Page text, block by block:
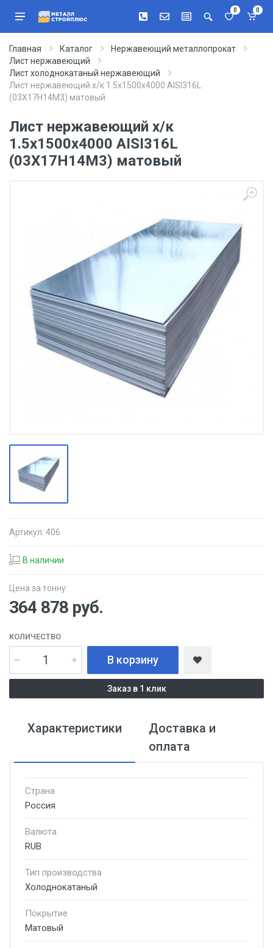
0 0
Главная Каталог
Нержавеющий металлопрокат
Лист нержавеющий
Лист холоднокатаный нержавеющий
Лист нержавеющий х/к 1.5х1500х4000 AISI316L
(03Х17Н14М3) матовый
Лист нержавеющий х/к
1.5х1500х4000 AISI316L
(03Х17Н14М3) матовый
Артикул: 406
В наличии
Цена за тонну:
364 878 руб.
КОЛИЧЕСТВО
В корзину
Заказ в 1 клик
Характеристики
Доставка и
оплата
Страна
Россия
Валюта
RUB
Тип производства
Холоднокатаный
Покрытие
Матовый